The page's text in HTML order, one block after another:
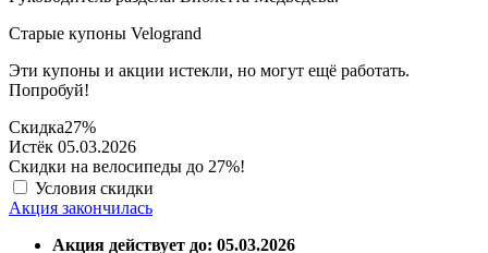
Старые купоны Velogrand
Эти купоны и акции истекли, но могут ещё работать.
Попробуй!
Скидка27%
Истёк 05.03.2026
Скидки на велосипеды до 27%!
Условия скидки
Акция закончилась
Акция действует до: 05.03.2026